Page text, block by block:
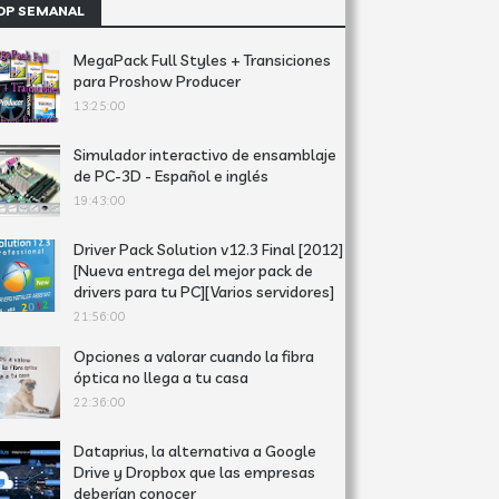
SEMANAL
MegaPack Full Styles + Transiciones
para Proshow Producer
13:25:00
Simulador interactivo de ensamblaje
de PC-3D - Español e inglés
19:43:00
Driver Pack Solution v12.3 Final [2012]
[Nueva entrega del mejor pack de
drivers para tu PC][Varios servidores]
21:56:00
Opciones a valorar cuando la fibra
óptica no llega a tu casa
22:36:00
Dataprius, la alternativa a Google
Drive y Dropbox que las empresas
deberían conocer